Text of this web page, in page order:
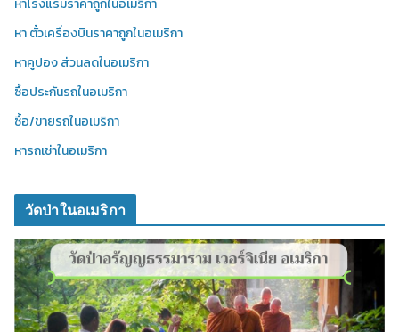
หาโรงแรมราคาถูกในอเมริกา
หา ตั๋วเครื่องบินราคาถูกในอเมริกา
หาคูปอง ส่วนลดในอเมริกา
ซื้อประกันรถในอเมริกา
ซื้อ/ขายรถในอเมริกา
หารถเช่าในอเมริกา
วัดป่าในอเมริกา